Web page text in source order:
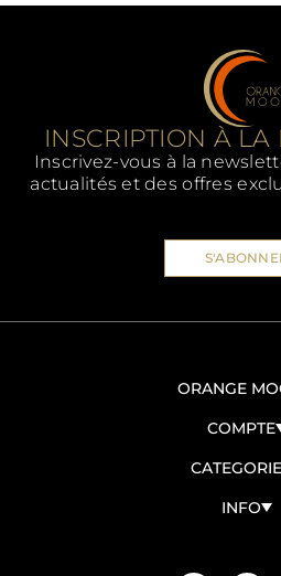
INSCRIPTION À LA
Inscrivez-vous à la
actualités et des offres
ORANGE
À PROPOS DE
COMPTE
CONNEXION/
BIO
INFO